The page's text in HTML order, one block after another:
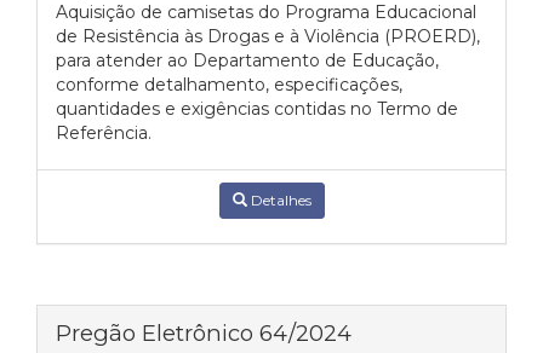
Aquisição de camisetas do Programa Educacional
de Resistência às Drogas e à Violência (PROERD),
para atender ao Departamento de Educação,
conforme detalhamento, especificações,
quantidades e exigências contidas no Termo de
Referência.
Detalhes
Pregão Eletrônico 64/2024